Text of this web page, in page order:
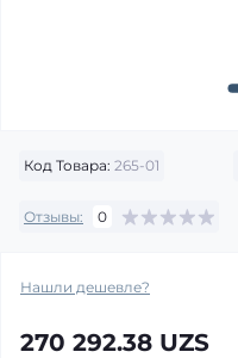
Код Товара: 265-01
Отзывы: 0
Нашли дешевле?
270 292.38 UZS